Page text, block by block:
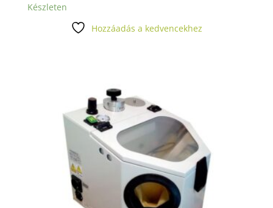
Készleten
Hozzáadás a kedvencekhez